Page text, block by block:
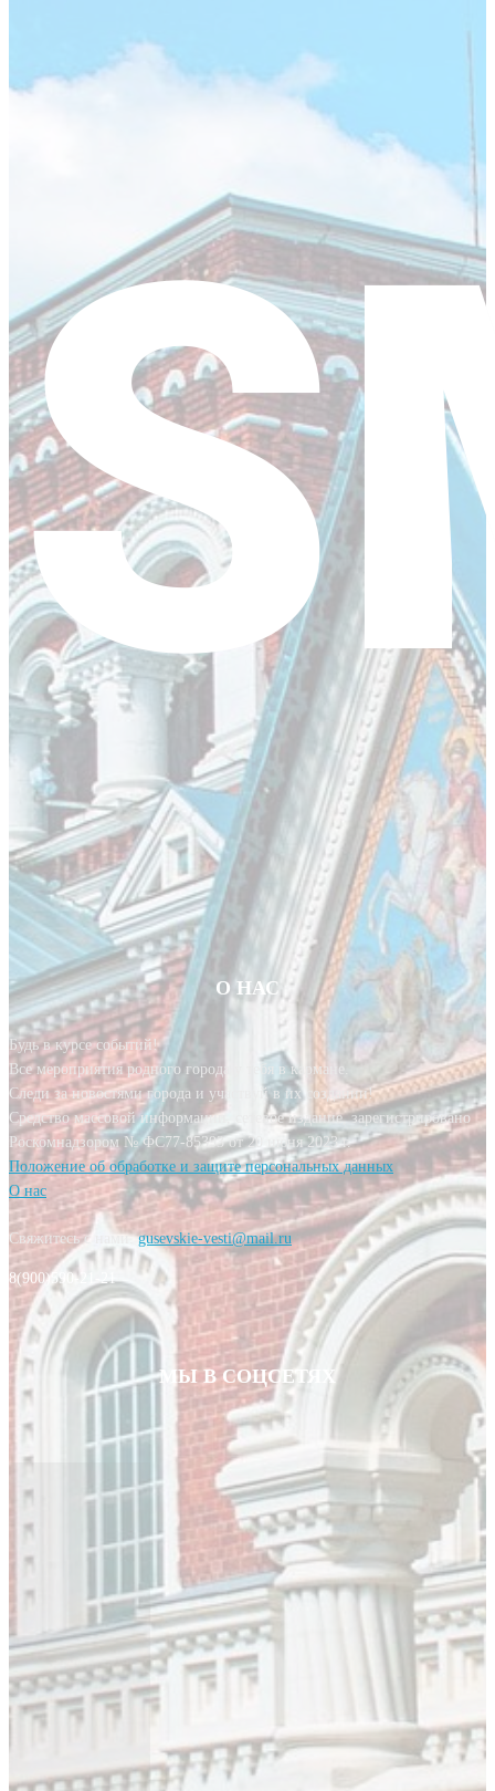
О НАС
Будь в курсе событий!
Все мероприятия родного города у тебя в кармане.
Следи за новостями города и участвуй в их создании!
Средство массовой информации, сетевое издание, зарегистрировано
Роскомнадзором № ФС77-85393 от 20 июня 2023 г.
Положение об обработке и защите персональных данных
О нас
Свяжитесь с нами:gusevskie-vesti@mail.ru
8(900)590-21-21
МЫ В СОЦСЕТЯХ